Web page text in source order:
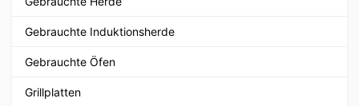
Gebrauchte Induktionsherde
Gebrauchte Öfen
Grillplatten